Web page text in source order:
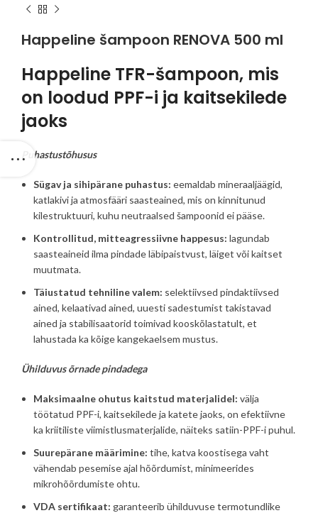
Happeline šampoon RENOVA 500 ml
Happeline TFR-šampoon, mis
on loodud PPF-i ja kaitsekilede
jaoks
Puhastustõhusus
Sügav ja sihipärane puhastus: eemaldab mineraaljäägid,
katlakivi ja atmosfääri saasteained, mis on kinnitunud
kilestruktuuri, kuhu neutraalsed šampoonid ei pääse.
Kontrollitud, mitteagressiivne happesus: lagundab
saasteaineid ilma pindade läbipaistvust, läiget või kaitset
muutmata.
Täiustatud tehniline valem: selektiivsed pindaktiivsed
ained, kelaativad ained, uuesti sadestumist takistavad
ained ja stabilisaatorid toimivad kooskõlastatult, et
lahustada ka kõige kangekaelsem mustus.
Ühilduvus õrnade pindadega
Maksimaalne ohutus kaitstud materjalidel: välja
töötatud PPF-i, kaitsekilede ja katete jaoks, on efektiivne
ka kriitiliste viimistlusmaterjalide, näiteks satiin-PPF-i puhul.
Suurepärane määrimine: tihe, katva koostisega vaht
vähendab pesemise ajal hõõrdumist, minimeerides
mikrohõõrdumiste ohtu.
VDA sertifikaat: garanteerib ühilduvuse termotundlike